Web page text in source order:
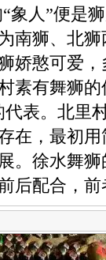
象人”便是
南狮、北
娇憨可爱
素有舞狮
表。北里
在，最初
。徐水舞
后配合，